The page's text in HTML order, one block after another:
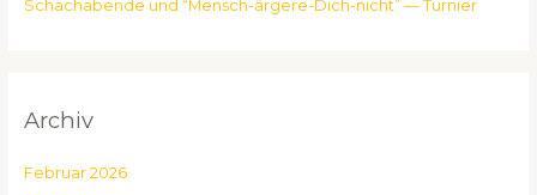
Schach­a­ben­de und “Mensch-ärge­re-Dich-nicht” — Tur­nier
Archiv
Februar 2026